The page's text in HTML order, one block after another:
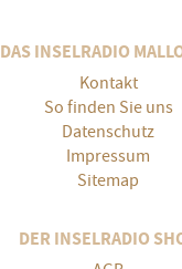
DAS INSELRADIO
Kontakt
So finden Sie uns
Datenschutz
Impressum
Sitemap
DER INSELRADIO